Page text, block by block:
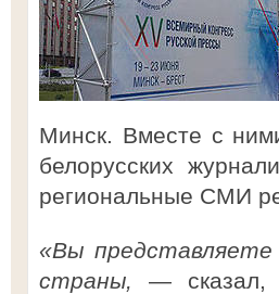
Минск. Вместе с
белорусских
региональные СМИ
«Вы представляете
страны, — сказал,